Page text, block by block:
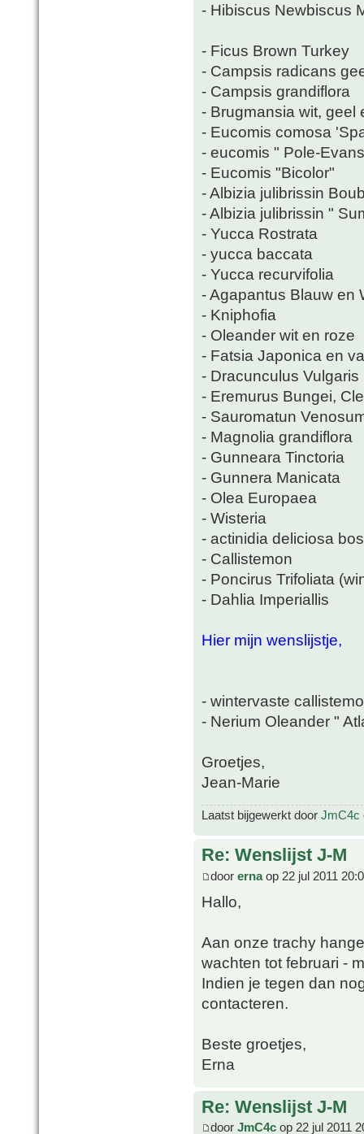
- Hibiscus Newbiscus
- Ficus Brown Turkey
- Campsis radicans
- Campsis grandiflora
- Brugmansia wit, geel
- Eucomis comosa
- eucomis " Pole-
- Eucomis "Bicolor"
- Albizia julibrissin
- Albizia julibrissin "
- Yucca Rostrata
- yucca baccata
- Yucca recurvifolia
- Agapantus Blauw en
- Kniphofia
- Oleander wit en roze
- Fatsia Japonica en
- Dracunculus Vulgaris
- Eremurus Bungei,
- Sauromatun
- Magnolia grandiflora
- Gunneara Tinctoria
- Gunnera Manicata
- Olea Europaea
- Wisteria
- actinidia deliciosa
- Callistemon
- Poncirus Trifoliata
- Dahlia Imperiallis
Hier mijn wenslijstje,
- wintervaste
- Nerium Oleander "
Groetjes,
Jean-Marie
Laatst bijgewerkt door JmC4c
Re: Wenslijst J-M
door ernaop 22 jul 2011
Hallo,
Aan onze trachy
wachten tot februari -
Indien je tegen dan
contacteren.
Beste groetjes,
Erna
Re: Wenslijst J-M
door JmC4c op 22 jul 2011